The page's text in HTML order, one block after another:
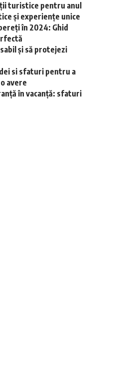
turistice pentru anul
și experiențe unice
în 2024: Ghid
și să protejezi
si sfaturi pentru a
avere
în vacanță: sfaturi